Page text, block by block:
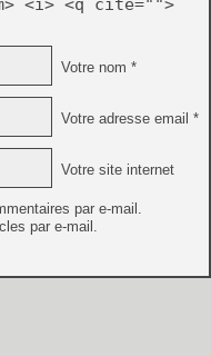
<i> <q cite="">
Votre nom *
Votre adresse email *
Votre site internet
par e-mail.
par e-mail.